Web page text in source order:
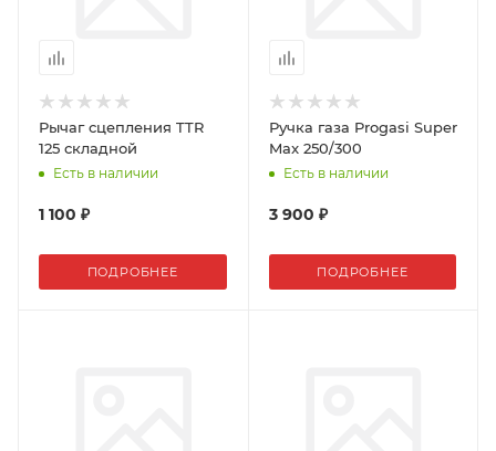
Рычаг сцепления TTR
125 складной
Есть в наличии
1 100 ₽
ПОДРОБНЕЕ
Ручка газа Progasi Super
Max 250/300
Есть в наличии
3 900 ₽
ПОДРОБНЕЕ